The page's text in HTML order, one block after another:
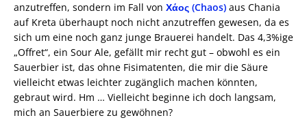
anzutreffen, sondern im Fall von Χάος (Chaos) aus Chania
auf Kreta überhaupt noch nicht anzutreffen gewesen, da es
sich um eine noch ganz junge Brauerei handelt. Das 4,3%ige
„Offret“, ein Sour Ale, gefällt mir recht gut – obwohl es ein
Sauerbier ist, das ohne Fisimatenten, die mir die Säure
vielleicht etwas leichter zugänglich machen könnten,
gebraut wird. Hm … Vielleicht beginne ich doch langsam,
mich an Sauerbiere zu gewöhnen?